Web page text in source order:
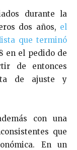
durante la
dos años, el
que terminó
en el pedido de
de entonces
de ajuste y
con una
que
En un